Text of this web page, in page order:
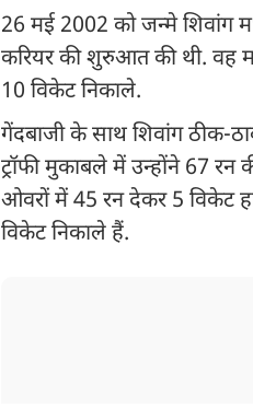
26 मई 2002 को जन्मे शिवांग
करियर की शुरुआत की थी.
10 विकेट निकाले.
गेंदबाजी के साथ शिवांग ठीक-
ट्रॉफी मुकाबले में उन्होंने 67
ओवरों में 45 रन देकर 5 विकेट
विकेट निकाले हैं.